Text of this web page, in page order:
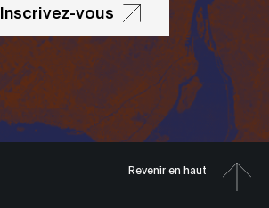
Inscrivez-vous
Revenir en haut